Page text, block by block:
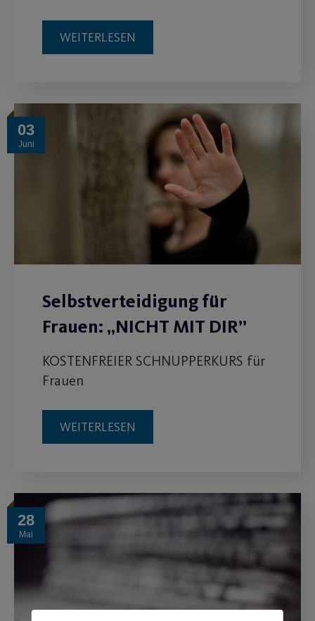
WEITERLESEN
03
Juni
Selbstverteidigung für
Frauen: „NICHT MIT DIR”
KOSTENFREIER SCHNUPPERKURS für
Frauen
WEITERLESEN
28
Mai